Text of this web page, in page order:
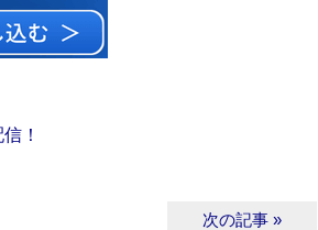
！
次の記事 »